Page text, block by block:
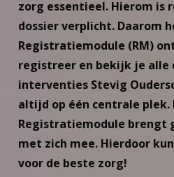
Inloggen Stevig
zorg essentieel. Hierom is
dossier verplicht. Daarom
Registratiemodule (RM)
registreer en bekijk je alle
interventies Stevig
altijd op één centrale
Registratiemodule brengt
met zich mee. Hierdoor
voor de beste zorg!